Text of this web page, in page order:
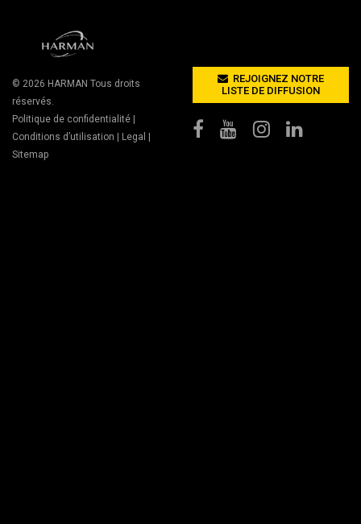
© 2026 HARMAN Tous droits
réservés.
Politique de confidentialité
Conditions d’utilisation
Legal
Sitemap
REJOIGNEZ NOTRE
LISTE DE DIFFUSION